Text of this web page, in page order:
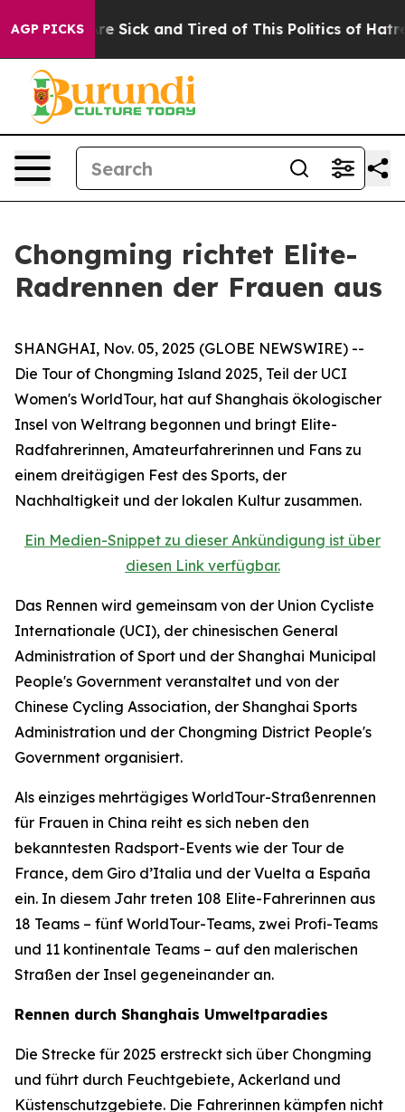
AGP PICKSAre Sick and Tired of This Politics of Hatred”
Chongming richtet Elite-
Radrennen der Frauen aus
SHANGHAI, Nov. 05, 2025 (GLOBE NEWSWIRE) --
Die Tour of Chongming Island 2025, Teil der UCI
Women's WorldTour, hat auf Shanghais ökologischer
Insel von Weltrang begonnen und bringt Elite-
Radfahrerinnen, Amateurfahrerinnen und Fans zu
einem dreitägigen Fest des Sports, der
Nachhaltigkeit und der lokalen Kultur zusammen.
Ein Medien-Snippet zu dieser Ankündigung ist über
diesen Link verfügbar.
Das Rennen wird gemeinsam von der Union Cycliste
Internationale (UCI), der chinesischen General
Administration of Sport und der Shanghai Municipal
People's Government veranstaltet und von der
Chinese Cycling Association, der Shanghai Sports
Administration und der Chongming District People's
Government organisiert.
Als einziges mehrtägiges WorldTour-Straßenrennen
für Frauen in China reiht es sich neben den
bekanntesten Radsport-Events wie der Tour de
France, dem Giro d’Italia und der Vuelta a España
ein. In diesem Jahr treten 108 Elite-Fahrerinnen aus
18 Teams – fünf WorldTour-Teams, zwei Profi-Teams
und 11 kontinentale Teams – auf den malerischen
Straßen der Insel gegeneinander an.
Rennen durch Shanghais Umweltparadies
Die Strecke für 2025 erstreckt sich über Chongming
und führt durch Feuchtgebiete, Ackerland und
Küstenschutzgebiete. Die Fahrerinnen kämpfen nicht